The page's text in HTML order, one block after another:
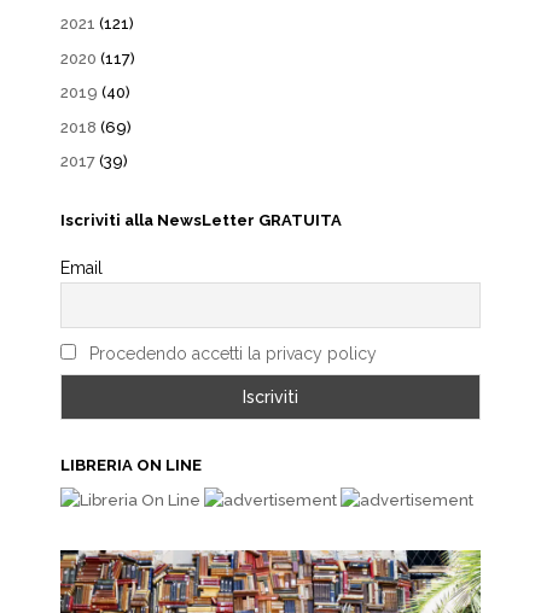
2021 (121)
2020 (117)
2019 (40)
2018 (69)
2017 (39)
Iscriviti alla NewsLetter GRATUITA
Email
Procedendo accetti la privacy policy
LIBRERIA ON LINE